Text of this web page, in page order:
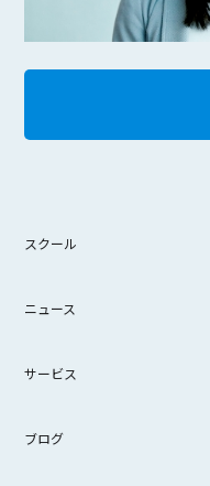
スクール
ニュース
サービス
ブログ